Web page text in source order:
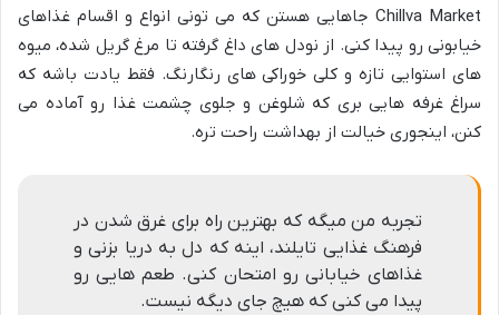
Chillva Market جاهایی هستن که می تونی انواع و اقسام غذاهای
خیابونی رو پیدا کنی. از نودل های داغ گرفته تا مرغ گریل شده، میوه
های استوایی تازه و کلی خوراکی های رنگارنگ. فقط یادت باشه که
سراغ غرفه هایی بری که شلوغن و جلوی چشمت غذا رو آماده می
کنن، اینجوری خیالت از بهداشت راحت تره.
تجربه من میگه که بهترین راه برای غرق شدن در
فرهنگ غذایی تایلند، اینه که دل به دریا بزنی و
غذاهای خیابانی رو امتحان کنی. طعم هایی رو
پیدا می کنی که هیچ جای دیگه نیست.